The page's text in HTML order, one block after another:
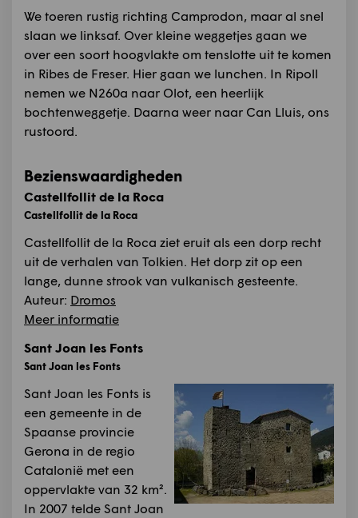
We toeren rustig richting Camprodon, maar al snel
slaan we linksaf. Over kleine weggetjes gaan we
over een soort hoogvlakte om tenslotte uit te komen
in Ribes de Freser. Hier gaan we lunchen. In Ripoll
nemen we N260a naar Olot, een heerlijk
bochtenweggetje. Daarna weer naar Can Lluis, ons
rustoord.
Bezienswaardigheden
Castellfollit de la Roca
Castellfollit de la Roca
Castellfollit de la Roca ziet eruit als een dorp recht
uit de verhalen van Tolkien. Het dorp zit op een
lange, dunne strook van vulkanisch gesteente.
Auteur: Dromos
Meer informatie
Sant Joan les Fonts
Sant Joan les Fonts
Sant Joan les Fonts is
een gemeente in de
Spaanse provincie
Gerona in de regio
Catalonië met een
oppervlakte van 32 km².
In 2007 telde Sant Joan